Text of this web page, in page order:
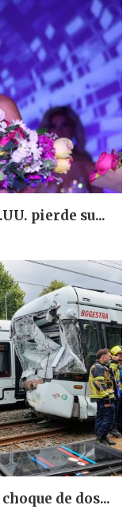
pierde su...
de dos...